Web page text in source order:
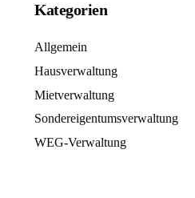
Kategorien
Allgemein
Hausverwaltung
Mietverwaltung
Sondereigentumsverwaltung
WEG-Verwaltung